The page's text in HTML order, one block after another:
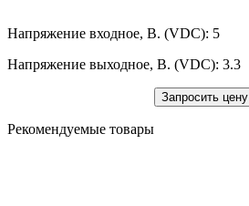
Напряжение входное, В. (VDC): 5
Напряжение выходное, В. (VDC): 3.3
Запросить цену
Рекомендуемые товары